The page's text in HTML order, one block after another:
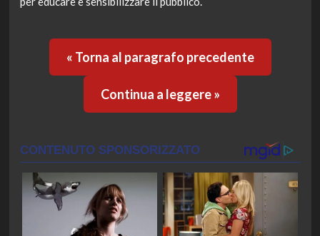
« Torna al paragrafo precedente
Continua a leggere »